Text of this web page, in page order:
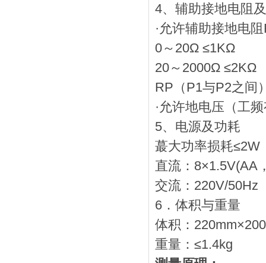
4、辅助接地电阻
·允许辅助接地电
0～20Ω ≤1KΩ
20～2000Ω ≤2KΩ
RP（P1与P2之间
·允许地电压（工
5、电源及功耗
蕞大功率损耗≤2W
直流：8×1.5V(AA
交流：220V/50Hz
6．体积与重量
体积：
重量：≤1.4kg